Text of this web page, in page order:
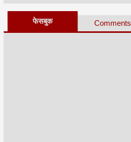
फेसबुक Comments